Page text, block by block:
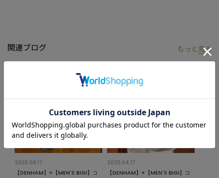
【DENHAM/デンハム】
2008年にオランダ・アムステルダムに誕生したDENHAM(デンハ
ム)は、国際的にも名高いイギリス人のデニム職人ジェイソン・デ
ンハムによって設立され、現在22か国もの国で取り扱われる世界
的なブランドです。
※照明・光の加減、PCやスマートフォンなどの環境により、製品
と画像のカラーの見え方が異なる場合がございます。
※画像はサンプルのため、色味やサイズ等の仕様が変更になる場
※サイズは弊社規定の採寸によって記載しておりますが、若干の
関連ブログ もっと 見る
2025.08.17
【DENHAM】×【MEN'S BIGI】コ
2025.04.17
【DENHAM】×【MEN'S BIGI】コ